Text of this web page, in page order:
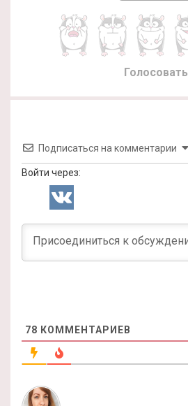
Голосовать
Подписаться на комментарии
Войти через:
78 КОММЕНТАРИЕВ